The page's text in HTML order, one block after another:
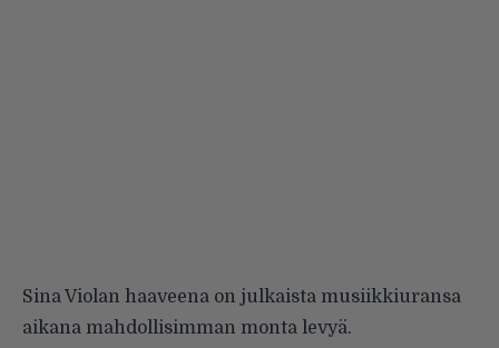
Sina Violan haaveena on julkaista musiikkiuransa
aikana mahdollisimman monta levyä.